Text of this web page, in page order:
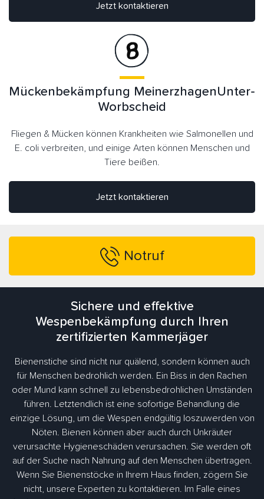
Jetzt kontaktieren
Jetzt kontaktieren
Mückenbekämpfung MeinerzhagenUnter-
Worbscheid
Fliegen & Mücken können Krankheiten wie Salmonellen und
E. coli verbreiten, und einige Arten können Menschen und
Tiere beißen.
Notruf
Sichere und effektive
Wespenbekämpfung durch Ihren
zertifizierten Kammerjäger
Bienenstiche sind nicht nur quälend, sondern können auch
für Menschen bedrohlich werden. Ein Biss in den Rachen
oder Mund kann schnell zu lebensbedrohlichen Umständen
führen. Letztendlich ist eine sofortige Behandlung die
einzige Lösung, um die Wespen endgültig loszuwerden von
Nöten. Bienen können aber auch durch Unkräuter
verursachte Hygieneschäden verursachen. Sie werden oft
auf der Suche nach Nahrung auf den Menschen übertragen.
Wenn Sie Bienenstöcke in Ihrem Haus finden, zögern Sie
nicht, unsere Experten zu kontaktieren. Im Falle eines